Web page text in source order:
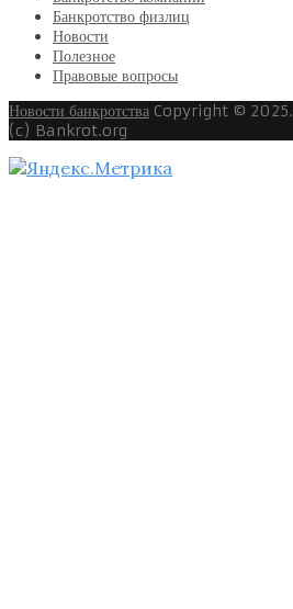
Банкротство физлиц
Новости
Полезное
Правовые вопросы
Новости банкротства Copyright © 2025.
(c) Bankrot.org